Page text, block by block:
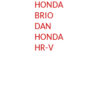
HONDA
BRIO
DAN
HONDA
HR-V